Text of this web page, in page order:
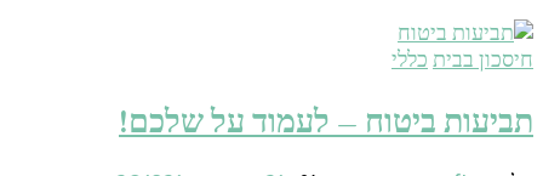
חיסכון בבית כללי
תביעות ביטוח – לעמוד על שלכם!